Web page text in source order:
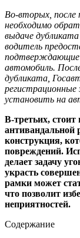
Во-вторых, после
необходимо
выдаче
водитель
подтверждающие
автомобиль.
дубликата,
регистрационные
установить на
В-третьих,
антивандальной
конструкция,
повреждений.
делает задачу
украсть
рамки может
что позволит
неприятностей.
Содержание